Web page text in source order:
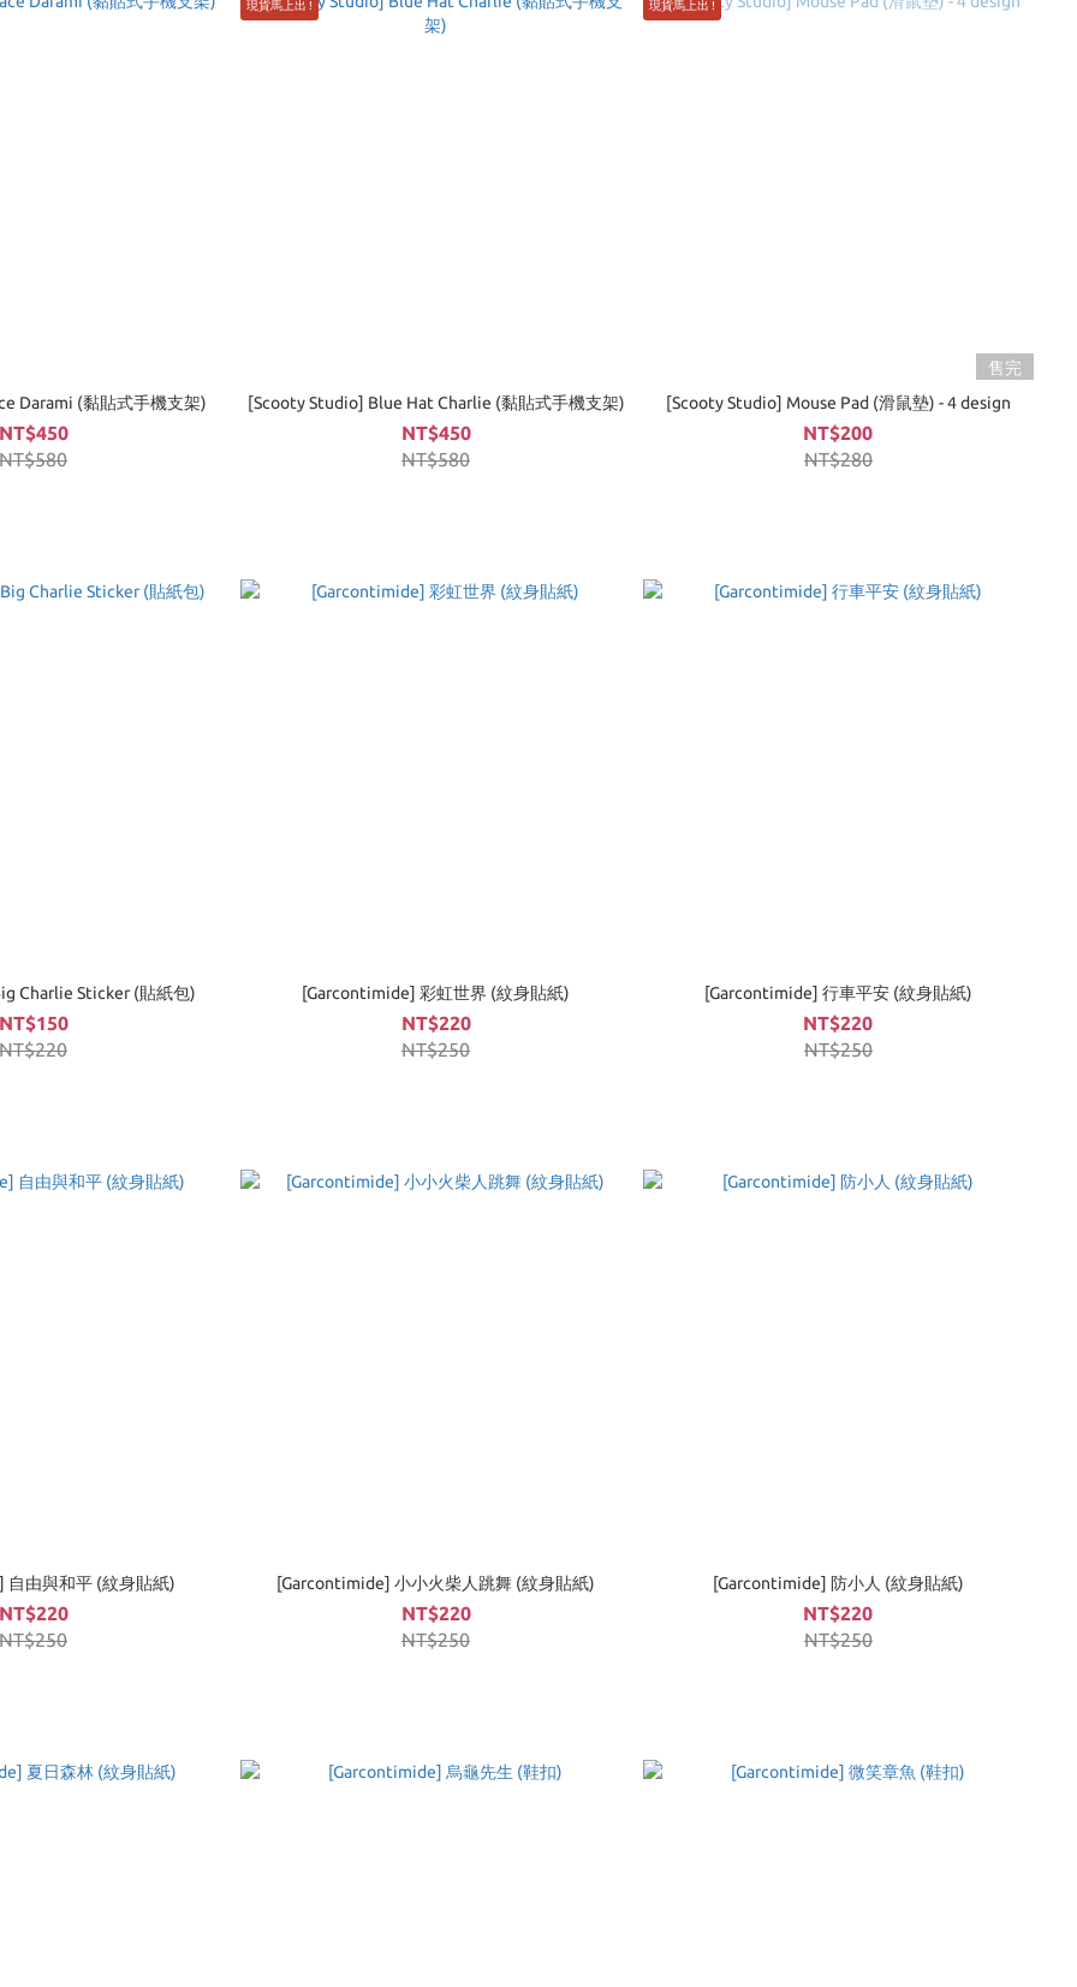
Darami (黏貼式手機支架)
NT$450
NT$580
現貨馬上出 !
[Scooty Studio] Blue Hat Charlie (黏貼式手機支架)
NT$450
NT$580
現貨馬上出 !
售完
[Scooty Studio] Mouse Pad (滑鼠墊) - 4 design
NT$200
NT$280
Charlie Sticker (貼紙包)
NT$150
NT$220
[Garcontimide] 彩虹世界 (紋身貼紙)
NT$220
NT$250
[Garcontimide] 行車平安 (紋身貼紙)
NT$220
NT$250
自由與和平 (紋身貼紙)
NT$220
NT$250
[Garcontimide] 小小火柴人跳舞 (紋身貼紙)
NT$220
NT$250
[Garcontimide] 防小人 (紋身貼紙)
NT$220
NT$250